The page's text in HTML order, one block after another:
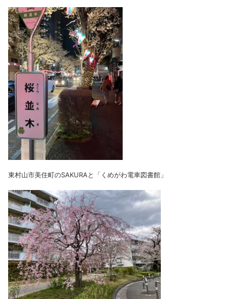
東村山市美住町のSAKURAと「くめがわ電車図書館」